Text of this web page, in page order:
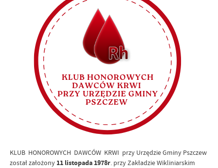
KLUB HONOROWYCH DAWCÓW KRWI przy Urzędzie Gminy Pszczew
został założony 11 listopada 1978r. przy Zakładzie Wikliniarskim